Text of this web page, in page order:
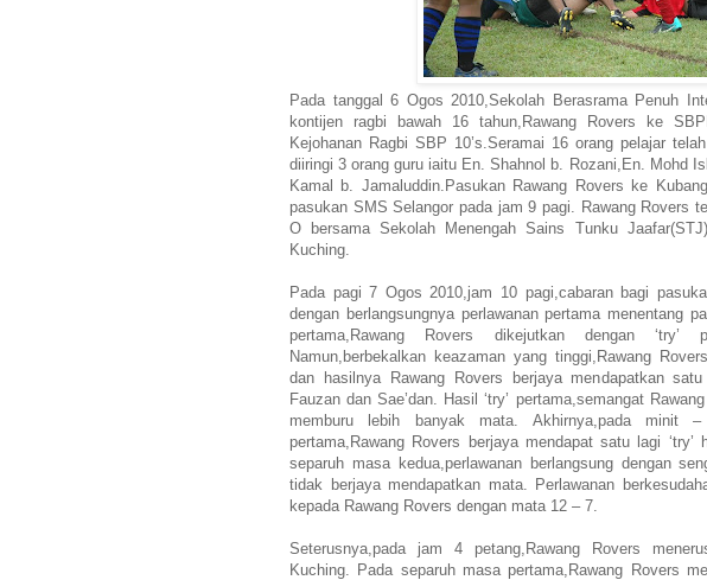
Pada tanggal 6 Ogos 2010,Sekolah Berasrama Penuh
kontijen ragbi bawah 16 tahun,Rawang Rovers ke
Kejohanan Ragbi SBP 10’s.Seramai 16 orang pelajar
diiringi 3 orang guru iaitu En. Shahnol b. Rozani,En. Mohd
Kamal b. Jamaluddin.Pasukan Rawang Rovers ke
pasukan SMS Selangor pada jam 9 pagi. Rawang Rovers
O bersama Sekolah Menengah Sains Tunku
Kuching.
Pada pagi 7 Ogos 2010,jam 10 pagi,cabaran bagi
dengan berlangsungnya perlawanan pertama menentang
pertama,Rawang Rovers dikejutkan dengan ‘try’
Namun,berbekalkan keazaman yang tinggi,Rawang
dan hasilnya Rawang Rovers berjaya mendapatkan satu
Fauzan dan Sae’dan. Hasil ‘try’ pertama,semangat
memburu lebih banyak mata. Akhirnya,pada minit
pertama,Rawang Rovers berjaya mendapat satu lagi
separuh masa kedua,perlawanan berlangsung dengan
tidak berjaya mendapatkan mata. Perlawanan
kepada Rawang Rovers dengan mata 12 – 7.
Seterusnya,pada jam 4 petang,Rawang Rovers
Kuching. Pada separuh masa pertama,Rawang Rovers